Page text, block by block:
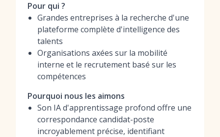
Pour qui ?
Grandes entreprises à la recherche d'une
plateforme complète d'intelligence des
talents
Organisations axées sur la mobilité
interne et le recrutement basé sur les
compétences
Pourquoi nous les aimons
Son IA d'apprentissage profond offre une
correspondance candidat-poste
incroyablement précise, identifiant